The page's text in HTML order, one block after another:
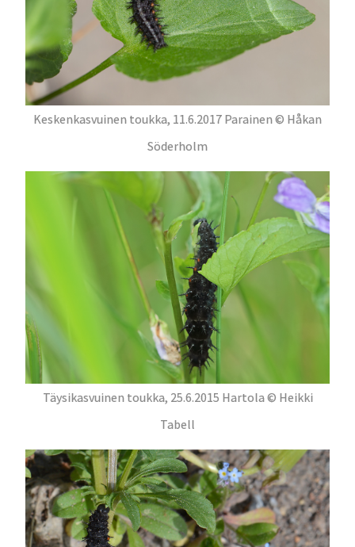
Keskenkasvuinen toukka, 11.6.2017 Parainen © Håkan
Söderholm
Täysikasvuinen toukka, 25.6.2015 Hartola © Heikki
Tabell